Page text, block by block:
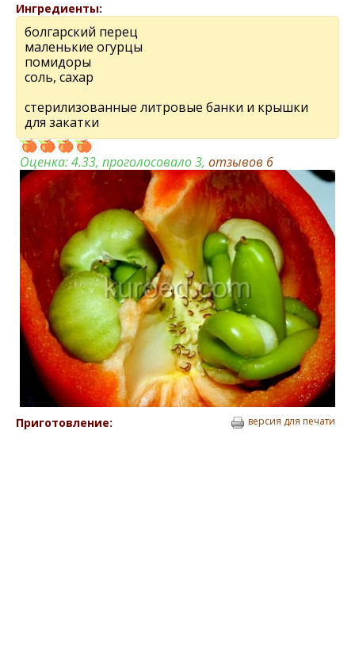
Ингредиенты:
болгарский перец
маленькие огурцы
помидоры
соль, сахар
стерилизованные литровые банки и крышки
для закатки
Оценка:4.33, проголосовало 3, отзывов 6
Приготовление: версия для печати